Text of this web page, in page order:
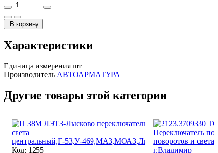
В корзину
Характеристики
Единица измерения шт
Производитель АВТОАРМАТУРА
Другие товары этой категории
Код: 1255